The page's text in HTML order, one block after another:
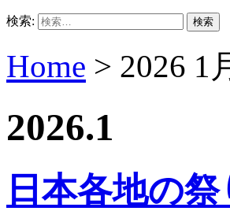
検索:
Home > 2026 1
2026.1
日本各地の